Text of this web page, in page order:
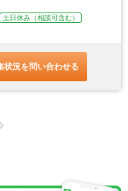
土日休み（相談可含む）
状況を問い合わせる